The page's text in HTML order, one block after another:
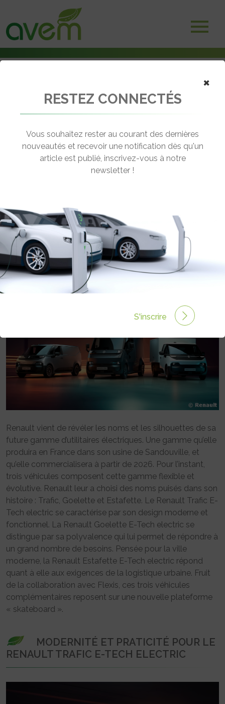
Renault donne un aperçu de sa future gamme d’utilitaires
← Revenir aux actualités
RENAULT DONNE UN APERÇU DE SA
FUTURE GAMME D’UTILITAIRES
ÉLECTRIQUES
Rédigé par Emmanuel Maumon le 20 Fév 2025 à 10:00
0 commentaires
Renault vient de révéler les noms et les silhouettes de sa
future gamme d’utilitaires électriques. Une gamme qu’elle
produira en France dans son usine de Sandouville, et
qu’elle commercialisera à partir de 2026. Pour l’instant,
trois véhicules composent cette gamme flexible et
évolutive. Renault leur a choisi des noms puisés dans son
histoire : Trafic, Goelette et Estafette. Le Renault Trafic E-
Tech electric se caractérise par son design moderne et
fonctionnel. La Renault Goelette E-Tech electric se
distingue par sa polyvalence qui lui permet de répondre à
un grand nombre de besoins. Pensée pour la ville
moderne, la Renault Estafette E-Tech electric répond
quant à elle aux exigences de la logistique urbaine. Fruit
de la collaboration avec Flexis, ces trois véhicules
complémentaires reposent sur une nouvelle plateforme
« skateboard ».
MODERNITÉ ET PRATICITÉ POUR LE
RENAULT TRAFIC E-TECH ELECTRIC
×
RESTEZ CONNECTÉS
Vous souhaitez rester au courant des dernières
nouveautés et recevoir une notification dès qu'un
article est publié, inscrivez-vous à notre
newsletter !
S'inscrire